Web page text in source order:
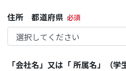
住所 都道府県
「会社名」又は「 所属名」（学